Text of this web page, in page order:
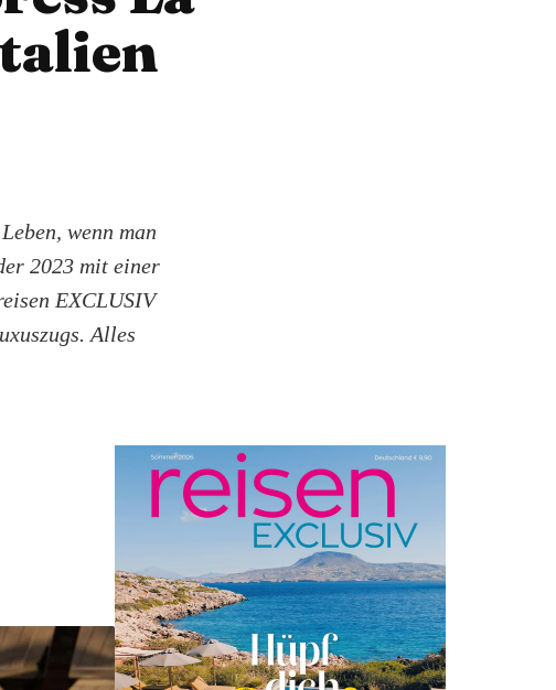
wenn man
2023 mit einer
EXCLUSIV
Alles